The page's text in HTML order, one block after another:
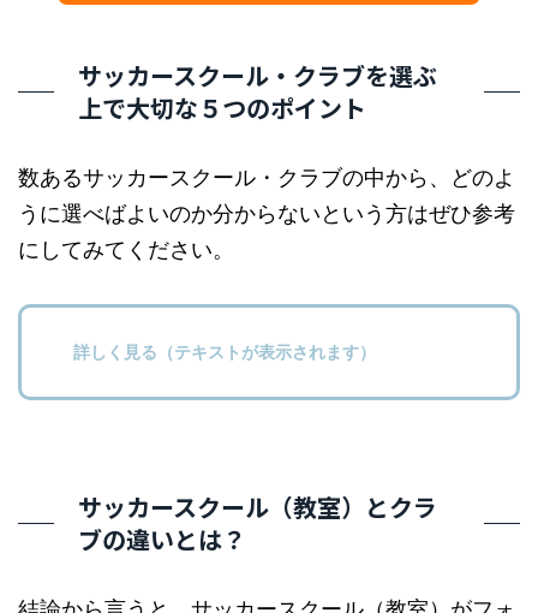
サッカースクール・クラブを選ぶ
上で大切な５つのポイント
数あるサッカースクール・クラブの中から、どのよ
うに選べばよいのか分からないという方はぜひ参考
にしてみてください。
詳しく見る（テキストが表示されます）
サッカースクール（教室）とクラ
ブの違いとは？